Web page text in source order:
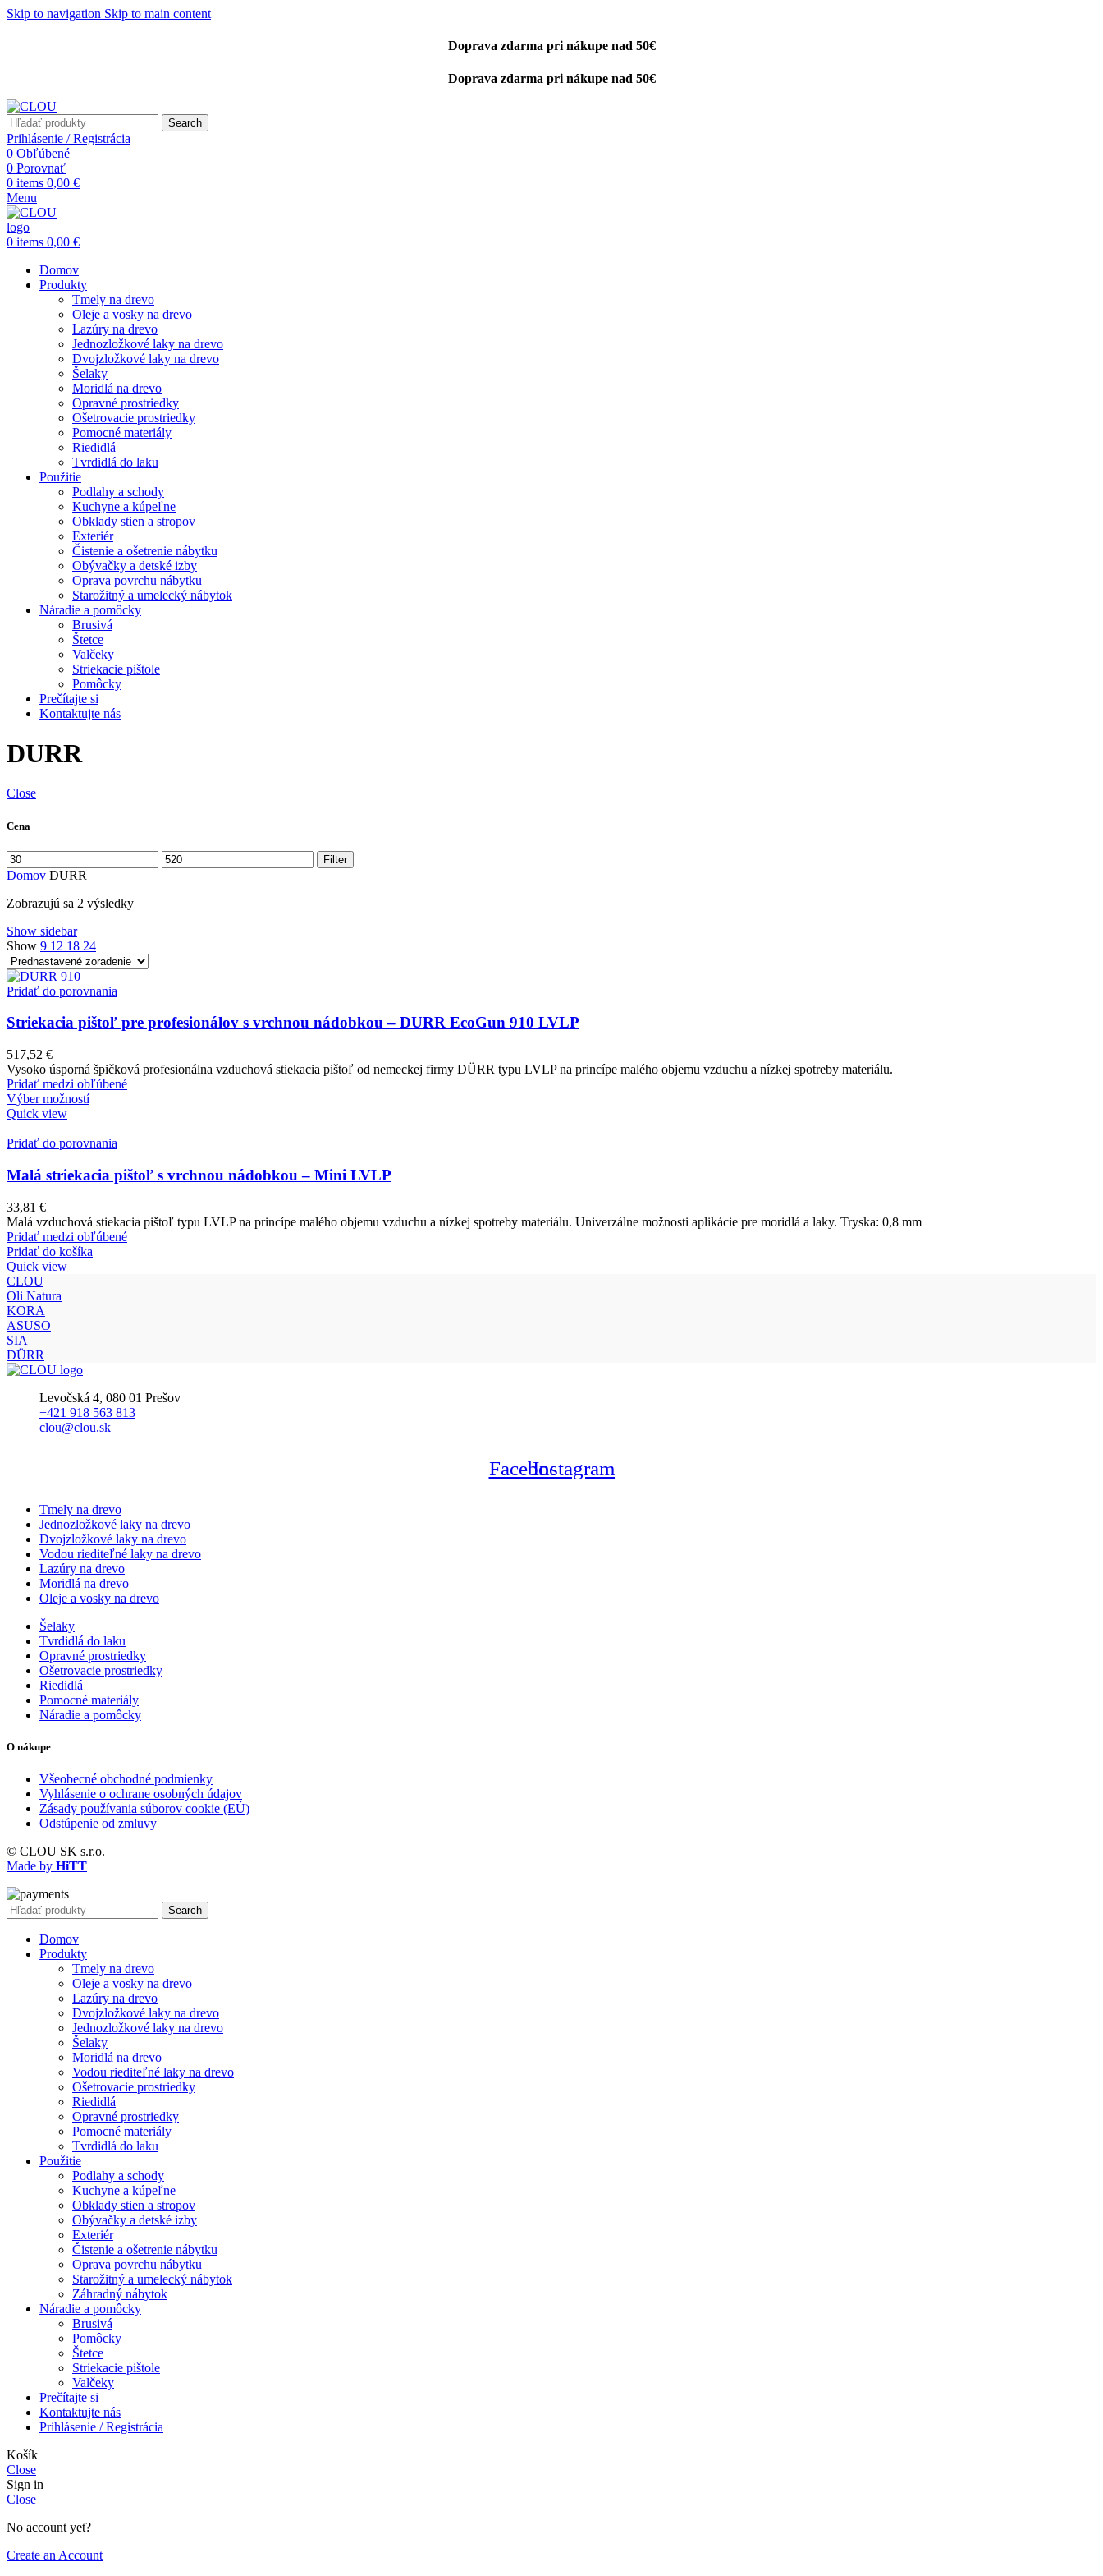
Skip to navigation Skip to main content
Doprava zdarma pri nákupe nad 50€
Doprava zdarma pri nákupe nad 50€
Search
Prihlásenie / Registrácia
0 Obľúbené
0 Porovnať
0 items 0,00 €
Menu
0 items 0,00 €
Domov
Produkty
Tmely na drevo
Oleje a vosky na drevo
Lazúry na drevo
Jednozložkové laky na drevo
Dvojzložkové laky na drevo
Šelaky
Moridlá na drevo
Opravné prostriedky
Ošetrovacie prostriedky
Pomocné materiály
Riedidlá
Tvrdidlá do laku
Použitie
Podlahy a schody
Kuchyne a kúpeľne
Obklady stien a stropov
Exteriér
Čistenie a ošetrenie nábytku
Obývačky a detské izby
Oprava povrchu nábytku
Starožitný a umelecký nábytok
Náradie a pomôcky
Brusivá
Štetce
Valčeky
Striekacie pištole
Pomôcky
Prečítajte si
Kontaktujte nás
DURR
Close
Cena
Minimálna
cena
Maximálna
cena
Filter
Domov DURR
Zobrazujú sa 2 výsledky
Show sidebar
Show 9 12 18 24
Pridať do porovnania
Striekacia pištoľ pre profesionálov s vrchnou nádobkou – DURR EcoGun 910 LVLP
517,52 €
Vysoko úsporná špičková profesionálna vzduchová stiekacia pištoľ od nemeckej firmy DÜRR typu LVLP na princípe malého objemu vzduchu a nízkej spotreby materiálu.
Pridať medzi obľúbené
Výber možnostíTento
viacero
Možnosti
si
vybrať
na
stránke
produktu.
Quick view
Pridať do porovnania
Malá striekacia pištoľ s vrchnou nádobkou – Mini LVLP
33,81 €
Malá vzduchová stiekacia pištoľ typu LVLP na princípe malého objemu vzduchu a nízkej spotreby materiálu. Univerzálne možnosti aplikácie pre moridlá a laky. Tryska: 0,8 mm
Pridať medzi obľúbené
Pridať do košíka
Quick view
CLOU
Oli Natura
KORA
ASUSO
SIA
DÜRR
Levočská 4, 080 01 Prešov
+421 918 563 813
clou@clou.sk
FacebookInstagram
Tmely na drevo
Jednozložkové laky na drevo
Dvojzložkové laky na drevo
Vodou riediteľné laky na drevo
Lazúry na drevo
Moridlá na drevo
Oleje a vosky na drevo
Šelaky
Tvrdidlá do laku
Opravné prostriedky
Ošetrovacie prostriedky
Riedidlá
Pomocné materiály
Náradie a pomôcky
O nákupe
Všeobecné obchodné podmienky
Vyhlásenie o ochrane osobných údajov
Zásady používania súborov cookie (EÚ)
Odstúpenie od zmluvy
© CLOU SK s.r.o.
Made by HiTT
Search
Domov
Produkty
Tmely na drevo
Oleje a vosky na drevo
Lazúry na drevo
Dvojzložkové laky na drevo
Jednozložkové laky na drevo
Šelaky
Moridlá na drevo
Vodou riediteľné laky na drevo
Ošetrovacie prostriedky
Riedidlá
Opravné prostriedky
Pomocné materiály
Tvrdidlá do laku
Použitie
Podlahy a schody
Kuchyne a kúpeľne
Obklady stien a stropov
Obývačky a detské izby
Exteriér
Čistenie a ošetrenie nábytku
Oprava povrchu nábytku
Starožitný a umelecký nábytok
Záhradný nábytok
Náradie a pomôcky
Brusivá
Pomôcky
Štetce
Striekacie pištole
Valčeky
Prečítajte si
Kontaktujte nás
Prihlásenie / Registrácia
Košík
Close
Sign in
Close
No account yet?
Create an Account